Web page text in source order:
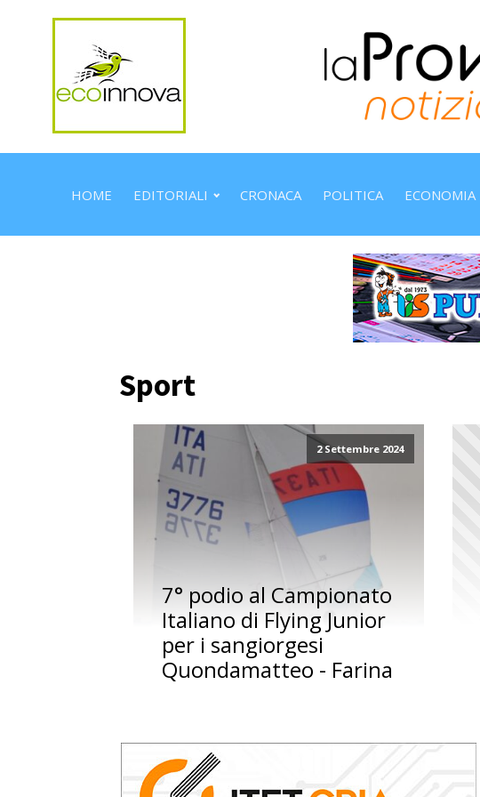
HOME EDITORIALI CRONACA POLITICA ECONOMIA
Sport
2 Settembre 2024
7° podio al Campionato
Italiano di Flying Junior
per i sangiorgesi
Quondamatteo - Farina